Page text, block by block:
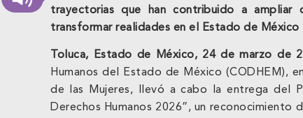
trayectorias que han contribuido a ampliar
transformar realidades en el Estado de México
Toluca, Estado de México, 24 de marzo de
Humanos del Estado de México (CODHEM),
de las Mujeres, llevó a cabo la entrega del
Derechos Humanos 2026”, un reconocimiento